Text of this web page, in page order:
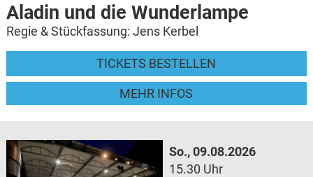
Aladin und die Wunderlampe
Regie & Stückfassung: Jens Kerbel
TICKETS BESTELLEN
MEHR INFOS
So., 09.08.2026
15.30 Uhr